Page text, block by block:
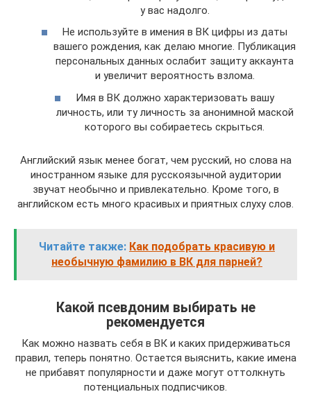
у вас надолго.
Не используйте в имения в ВК цифры из даты
вашего рождения, как делаю многие. Публикация
персональных данных ослабит защиту аккаунта
и увеличит вероятность взлома.
Имя в ВК должно характеризовать вашу
личность, или ту личность за анонимной маской
которого вы собираетесь скрыться.
Английский язык менее богат, чем русский, но слова на
иностранном языке для русскоязычной аудитории
звучат необычно и привлекательно. Кроме того, в
английском есть много красивых и приятных слуху слов.
Читайте также: Как подобрать красивую и
необычную фамилию в ВК для парней?
Какой псевдоним выбирать не
рекомендуется
Как можно назвать себя в ВК и каких придерживаться
правил, теперь понятно. Остается выяснить, какие имена
не прибавят популярности и даже могут оттолкнуть
потенциальных подписчиков.